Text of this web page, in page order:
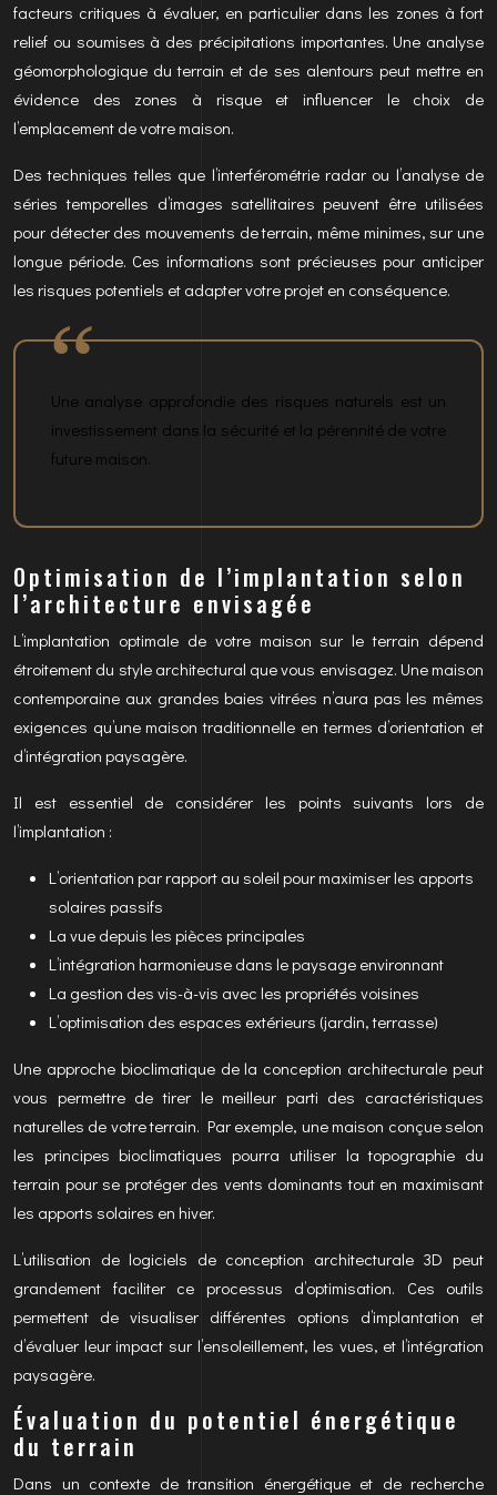
facteurs critiques à évaluer, en particulier dans les zones à fort
relief ou soumises à des précipitations importantes. Une analyse
géomorphologique du terrain et de ses alentours peut mettre en
évidence des zones à risque et influencer le choix de
l’emplacement de votre maison.
Des techniques telles que l’interférométrie radar ou l’analyse de
séries temporelles d’images satellitaires peuvent être utilisées
pour détecter des mouvements de terrain, même minimes, sur une
longue période. Ces informations sont précieuses pour anticiper
les risques potentiels et adapter votre projet en conséquence.
Une analyse approfondie des risques naturels est un
investissement dans la sécurité et la pérennité de votre
future maison.
Optimisation de l’implantation selon
l’architecture envisagée
L’implantation optimale de votre maison sur le terrain dépend
étroitement du style architectural que vous envisagez. Une maison
contemporaine aux grandes baies vitrées n’aura pas les mêmes
exigences qu’une maison traditionnelle en termes d’orientation et
d’intégration paysagère.
Il est essentiel de considérer les points suivants lors de
l’implantation :
L’orientation par rapport au soleil pour maximiser les apports
solaires passifs
La vue depuis les pièces principales
L’intégration harmonieuse dans le paysage environnant
La gestion des vis-à-vis avec les propriétés voisines
L’optimisation des espaces extérieurs (jardin, terrasse)
Une approche bioclimatique de la conception architecturale peut
vous permettre de tirer le meilleur parti des caractéristiques
naturelles de votre terrain. Par exemple, une maison conçue selon
les principes bioclimatiques pourra utiliser la topographie du
terrain pour se protéger des vents dominants tout en maximisant
les apports solaires en hiver.
L’utilisation de logiciels de conception architecturale 3D peut
grandement faciliter ce processus d’optimisation. Ces outils
permettent de visualiser différentes options d’implantation et
d’évaluer leur impact sur l’ensoleillement, les vues, et l’intégration
paysagère.
Évaluation du potentiel énergétique
du terrain
Dans un contexte de transition énergétique et de recherche